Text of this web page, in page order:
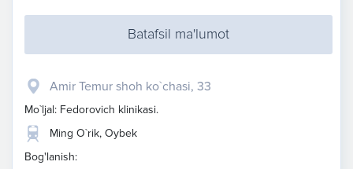
Batafsil ma'lumot
Amir Temur shoh ko`chasi, 33
Mo`ljal: Fedorovich klinikasi.
Ming O`rik, Oybek
Bog'lanish: